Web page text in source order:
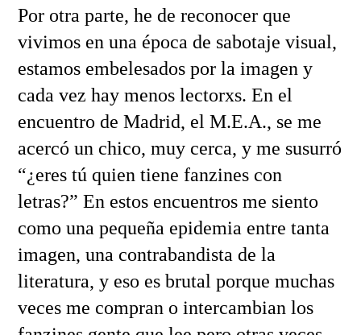
Por otra parte, he de reconocer que
vivimos en una época de sabotaje visual,
estamos embelesados por la imagen y
cada vez hay menos lectorxs. En el
encuentro de Madrid, el M.E.A., se me
acercó un chico, muy cerca, y me susurró
“¿eres tú quien tiene fanzines con
letras?” En estos encuentros me siento
como una pequeña epidemia entre tanta
imagen, una contrabandista de la
literatura, y eso es brutal porque muchas
veces me compran o intercambian los